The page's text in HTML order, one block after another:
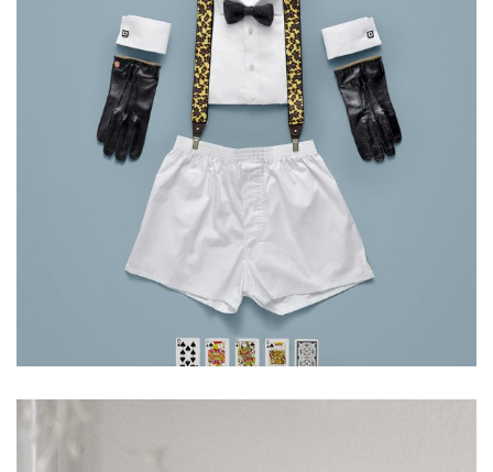
Clothing
Lorem is pump dolor sit